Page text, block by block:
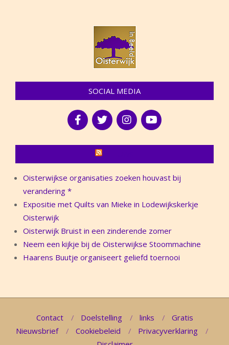
SOCIAL MEDIA
Oisterwijkse organisaties zoeken houvast bij
verandering *
Expositie met Quilts van Mieke in Lodewijkskerkje
Oisterwijk
Oisterwijk Bruist in een zinderende zomer
Neem een kijkje bij de Oisterwijkse Stoommachine
Haarens Buutje organiseert geliefd toernooi
Contact Doelstelling links
Gratis
Nieuwsbrief
Cookiebeleid
Privacyverklaring